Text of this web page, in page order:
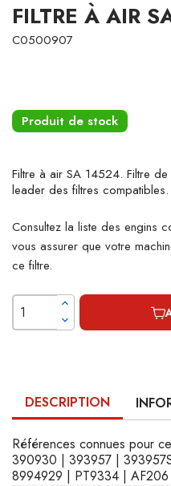
FILTRE À AIR
C0500907
Produit de stock
Filtre à air SA 14524. Filtre de
leader des filtres compatibles.
Consultez la liste des engins
vous assurer que votre
ce filtre.
DESCRIPTION
Références connues pour
390930 | 393957 |
8994929 | PT9334 |